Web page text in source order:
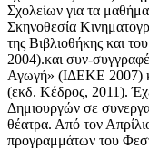
Σχολείων για τα
Σκηνοθεσία
της Βιβλιοθήκης και
2004).και συν-
Αγωγή» (ΙΔΕΚΕ 2007)
(εκδ. Κέδρος, 2011).
Δημιουργών σε
θέατρα. Από τον
προγραμμάτων του